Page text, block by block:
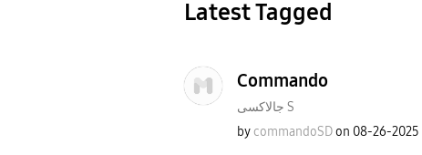
Latest Tagged
Commando
جالاكسى S
bycommandoSD on ‎08-26-2025